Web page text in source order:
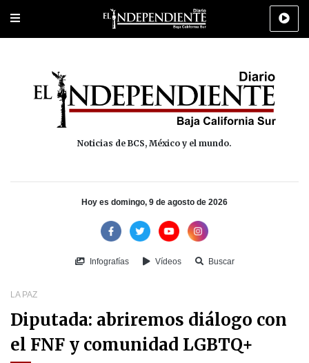
Portada Los Cabos Policiaca Deportes Cultura
Noticias de BCS, México y el mundo.
Hoy es domingo, 9 de agosto de 2026
Infografías Vídeos Buscar
LA PAZ
Diputada: abriremos diálogo con
el FNF y comunidad LGBTQ+